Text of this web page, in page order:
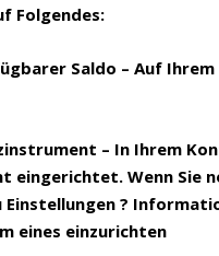
Folgendes:
Saldo – Auf
– In Ihrem
eingerichtet. Wenn Sie
Einstellungen ?
eines einzurichten